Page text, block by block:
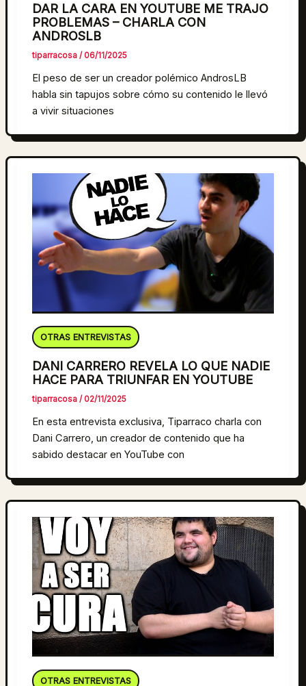
DAR LA CARA EN YOUTUBE ME TRAJO
PROBLEMAS – CHARLA CON
ANDROSLB
tiparracosa/ 06/11/2025
El peso de ser un creador polémico AndrosLB
habla sin tapujos sobre cómo su contenido le llevó
a vivir situaciones
OTRAS ENTREVISTAS
DANI CARRERO REVELA LO QUE NADIE
HACE PARA TRIUNFAR EN YOUTUBE
tiparracosa/ 02/11/2025
En esta entrevista exclusiva, Tiparraco charla con
Dani Carrero, un creador de contenido que ha
sabido destacar en YouTube con
OTRAS ENTREVISTAS